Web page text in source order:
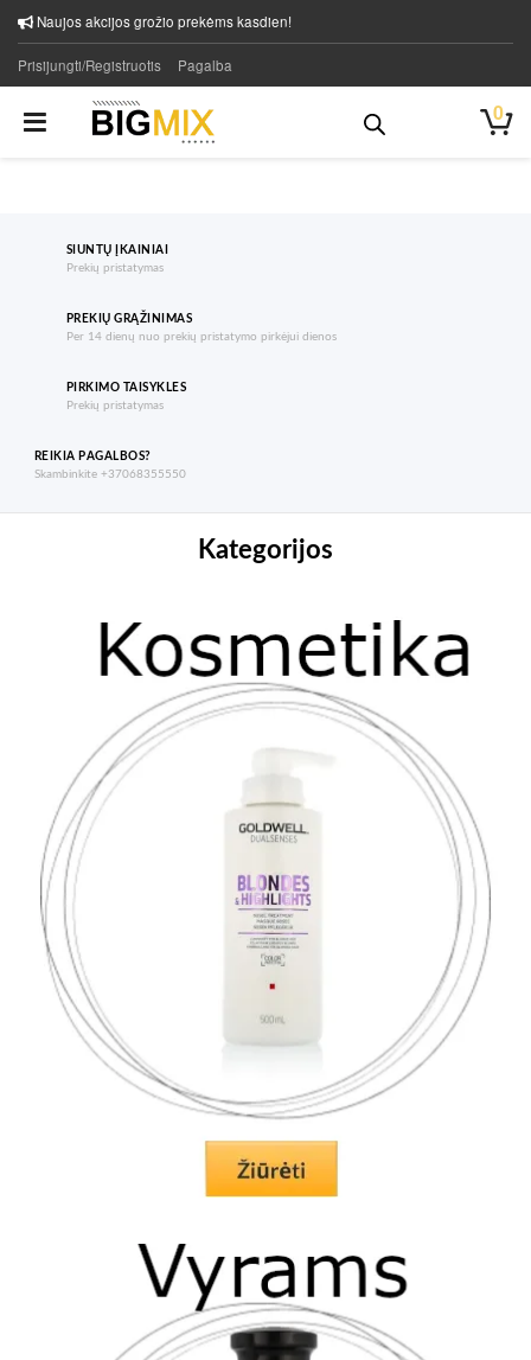
Naujos akcijos grožio prekėms kasdien!
Prisijungti/Registruotis Pagalba
0
SIUNTŲ ĮKAINIAI
Prekių pristatymas
PREKIŲ GRĄŽINIMAS
Per 14 dienų nuo prekių pristatymo pirkėjui dienos
PIRKIMO TAISYKLES
Prekių pristatymas
REIKIA PAGALBOS?
Skambinkite +37068355550
Kategorijos